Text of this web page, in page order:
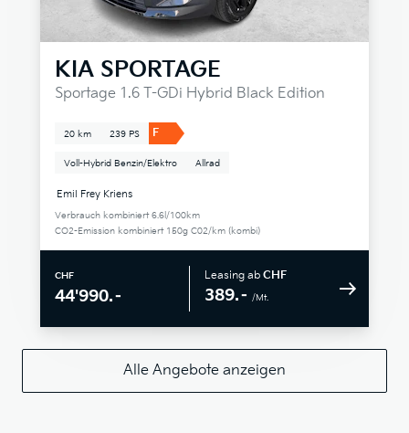
KIA SPORTAGE
Sportage 1.6 T-GDi Hybrid Black Edition
20 km 239 PS F
Voll-Hybrid Benzin/Elektro Allrad
Emil Frey Kriens
Verbrauch kombiniert 6.6l/100km
CO2-Emission kombiniert 150g C02/km (kombi)
CHF
44'990.–
Leasing ab CHF
389.– /Mt.
Alle Angebote anzeigen